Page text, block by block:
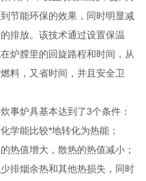
节能环保的效果，同时明显减
排放。该技术通过设置保温
炉膛里的回旋路程和时间，从
料，又省时间，并且安全卫
事炉具基本达到了3个条件：
学能比较*地转化为热能；
热值增大，散热的热值减小；
排烟余热和其他热损失，同时